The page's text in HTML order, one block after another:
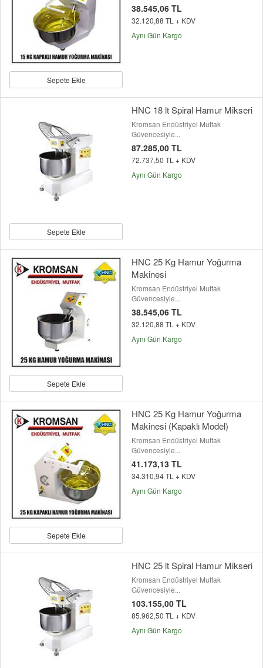
Sepete Ekle
38.545,06 TL
32.120,88 TL + KDV
Aynı Gün Kargo
Sepete Ekle
HNC 18 lt Spiral Hamur Mikseri
Kromsan Endüstriyel Mutfak
Güvencesiyle...
87.285,00 TL
72.737,50 TL + KDV
Aynı Gün Kargo
Sepete Ekle
HNC 25 Kg Hamur Yoğurma
Makinesi
Kromsan Endüstriyel Mutfak
Güvencesiyle...
38.545,06 TL
32.120,88 TL + KDV
Aynı Gün Kargo
Sepete Ekle
HNC 25 Kg Hamur Yoğurma
Makinesi (Kapaklı Model)
Kromsan Endüstriyel Mutfak
Güvencesiyle...
41.173,13 TL
34.310,94 TL + KDV
Aynı Gün Kargo
HNC 25 lt Spiral Hamur Mikseri
Kromsan Endüstriyel Mutfak
Güvencesiyle...
103.155,00 TL
85.962,50 TL + KDV
Aynı Gün Kargo